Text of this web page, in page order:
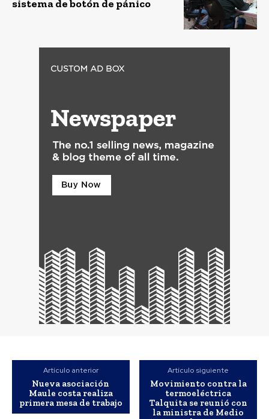
sistema de botón de pánico
Artículo anterior
Nueva asociación
Maule costa realiza
primera mesa de trabajo
Artículo siguiente
Movimiento contra la
termoeléctrica
Talquita se reunió con
la ministra de Medio